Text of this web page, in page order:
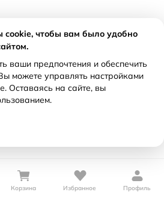
Корзина Избранное Профиль
чтобы вам было удобно
ваши предпочтения и обеспечить
можете управлять настройками
Оставаясь на сайте, вы